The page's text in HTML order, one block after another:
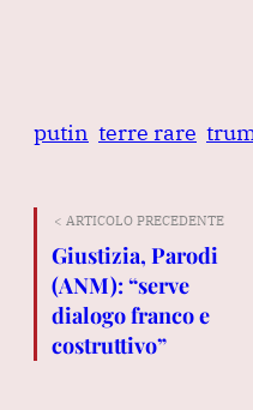
putin terre rare
< ARTICOLO PRECEDENTE
Giustizia, Parodi
(ANM): “serve
dialogo franco e
costruttivo”